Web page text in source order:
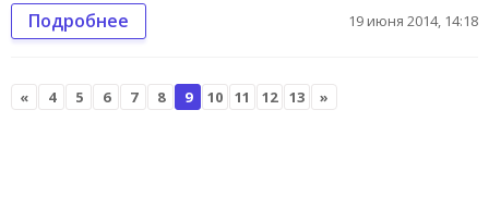
Подробнее 19 июня 2014, 14:18
« 4 5 6 7 8 9 10 11 12 13 »